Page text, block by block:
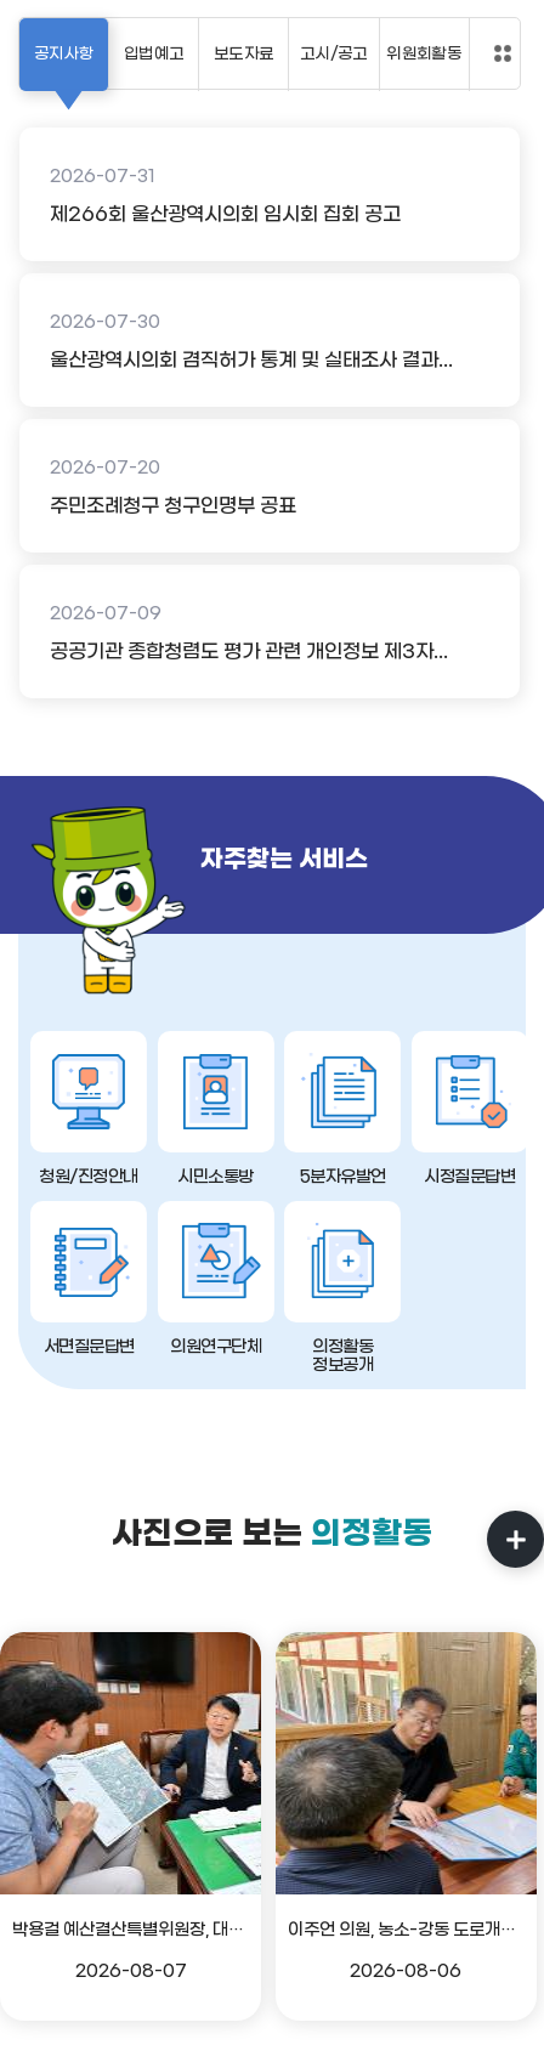
공지사항
2026-07-31
제266회 울산광역시의회 임시회 집회 공고
2026-07-30
울산광역시의회 겸직허가 통계 및 실태조사 결과...
2026-07-20
주민조례청구 청구인명부 공표
2026-07-09
공공기관 종합청렴도 평가 관련 개인정보 제3자...
입법예고 보도자료 고시/공고 위원회활동
자주찾는 서비스
청원/진정안내 시민소통방 5분자유발언 시정질문답변
서면질문답변 의원연구단체
의정활동
정보공개
사진으로 보는 의정활동
박용걸 예산결산특별위원장, 대공원로 확장공사 현안점검 간담회
2026-08-07
이주언 의원, 농소-강동 도로개설 민원 현장 점검
2026-08-06